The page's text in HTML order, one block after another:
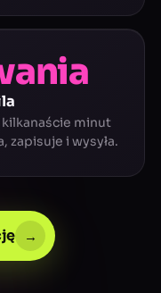
kilkanaście minut
zapisuje i wysyła.
→